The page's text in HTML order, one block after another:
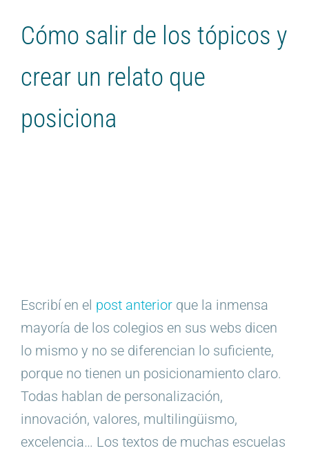
Cómo salir de los tópicos y
crear un relato que
posiciona
Escribí en el post anteriorque la inmensa
mayoría de los colegios en sus webs dicen
lo mismo y no se diferencian lo suficiente,
porque no tienen un posicionamiento claro.
Todas hablan de personalización,
innovación, valores, multilingüismo,
excelencia… Los textos de muchas escuelas